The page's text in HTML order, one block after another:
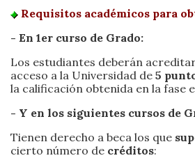
Requisitos académicos para
- En 1er curso de Grado:
Los estudiantes deberán
acceso a la Universidad de 5
la calificación obtenida en la fase
- Y en los siguientes cursos de
Tienen derecho a beca los que
cierto número de créditos: